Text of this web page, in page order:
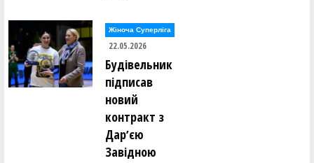
Олександр Маслов ()
Олександр Маслов ()
Ігор Мелашич ()
Микита Мельник ()
Нікіта Мельник ()
Валентин Мирончик ()
Дмитро Михайлов ()
Михайло Мостовий ()
Жіноча Суперліга
22.05.2026
Будівельник
підписав
новий
контракт з
Дарʼєю
Завідною